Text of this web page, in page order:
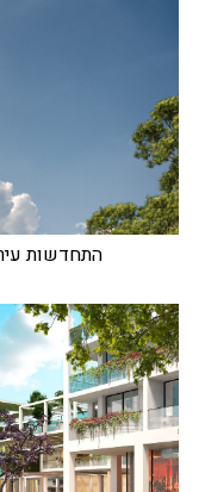
התחדשות